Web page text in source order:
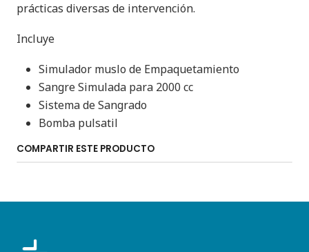
prácticas diversas de intervención.
Incluye
Simulador muslo de Empaquetamiento
Sangre Simulada para 2000 cc
Sistema de Sangrado
Bomba pulsatil
COMPARTIR ESTE PRODUCTO